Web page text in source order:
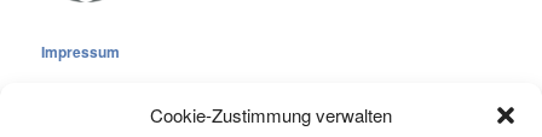
Cookie-Zustimmung verwalten
Impressum